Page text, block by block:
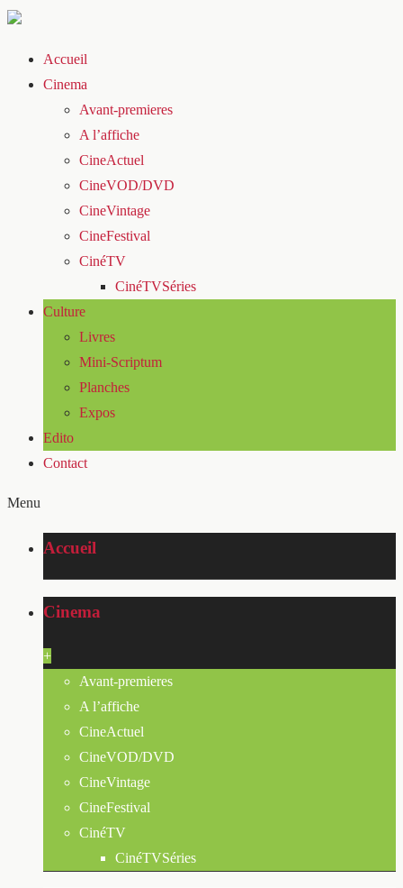
Accueil
Cinema
Avant-premieres
A l’affiche
CineActuel
CineVOD/DVD
CineVintage
CineFestival
CinéTV
CinéTVSéries
Culture
Livres
Mini-Scriptum
Planches
Expos
Edito
Contact
Menu
Accueil
Cinema
+
Avant-premieres
A l’affiche
CineActuel
CineVOD/DVD
CineVintage
CineFestival
CinéTV
CinéTVSéries